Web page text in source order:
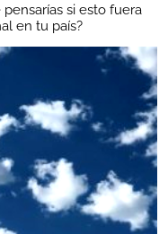
pensarías si esto fuera
en tu país?